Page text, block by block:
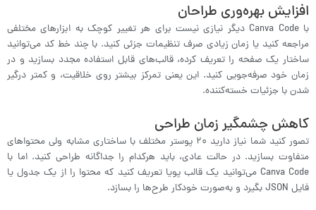
افزایش بهره‌وری طراحان
با Canva Code دیگر نیازی نیست برای هر تغییر کوچک به ابزارهای مختلفی
مراجعه کنید یا زمان زیادی صرف تنظیمات جزئی کنید. با چند خط کد می‌توانید
ساختار یک صفحه را تعریف کرده، قالب‌های قابل استفاده مجدد بسازید و در
زمان خود صرفه‌جویی کنید. این یعنی تمرکز بیشتر روی خلاقیت، و کمتر درگیر
شدن با جزئیات خسته‌کننده.
کاهش چشمگیر زمان طراحی
تصور کنید شما نیاز دارید ۲۰ پوستر مختلف با ساختاری مشابه ولی محتواهای
متفاوت بسازید. در حالت عادی، باید هرکدام را جداگانه طراحی کنید. اما با
Canva Code می‌توانید یک قالب پویا تعریف کنید که محتوا را از یک جدول یا
فایل JSON بگیرد و به‌صورت خودکار طرح‌ها را بسازد.